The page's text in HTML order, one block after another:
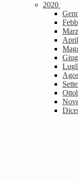
2020